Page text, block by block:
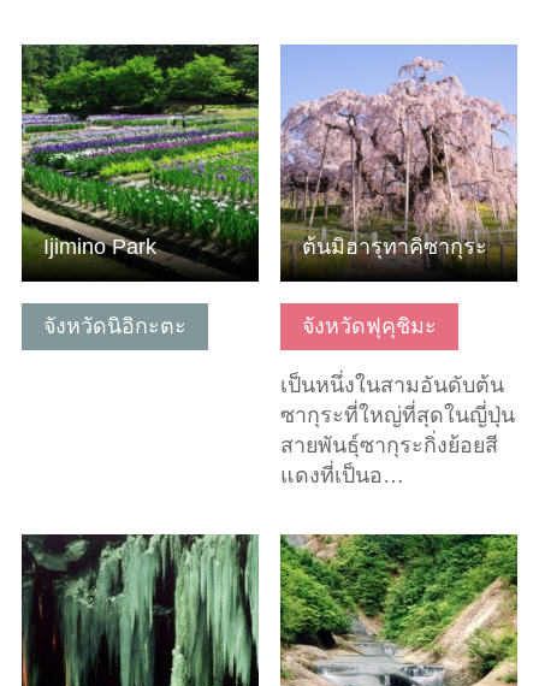
จังหวัดนิอิกะตะ
ดูข้อมูลพื้นฐาน
Ijimino Park
จังหวัดฟุคุชิมะ
เป็นหนึ่งในสามอันดับต้น
ซากุระที่ใหญ่ที่สุดในญี่ปุ่น
สายพันธุ์ซากุระกิ่งย้อยสี
แดงที่เป็นอ…
ดูข้อมูลพื้นฐาน
ต้นมิฮารุทาคิซากุระ
ดูข้อมูลพื้นฐาน ดูข้อมูลพื้นฐาน